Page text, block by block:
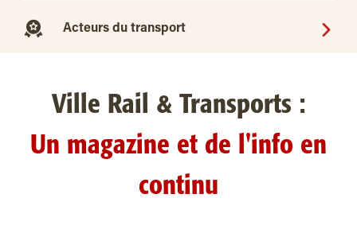
Acteurs du transport
Ville Rail & Transports :
Un magazine et de l'info en
continu